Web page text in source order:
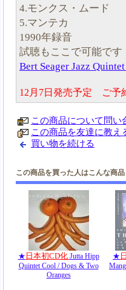
4.モンクス・ムード
5.マンテカ
1990年録音
試聴もここで可能です
Bert Seager Jazz
12月7日発売予定 ご予
この商品について問い
この商品を友達に教え
買い物を続ける
この商品を買った人はこんな商
★ 日本初CD化 Jutta Hipp
Quintet Cool / Dogs & Two
Oranges
★